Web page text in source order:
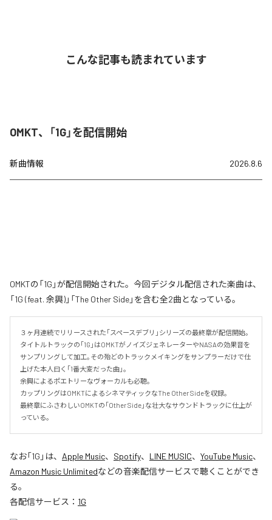
こんな記事も読まれています
OMKT、「1G」を配信開始
新曲情報 2026.8.6
OMKTの「1G」が配信開始された。今回デジタル配信された楽曲は、
「1G (feat. 余興)」「The Other Side」を含む全2曲となっている。
３ヶ月連続でリリースされた｢スペースデブリ｣シリーズの最終章が配信開始｡
タイトルトラックの｢1G｣はOMKTがノイズジェネレーターやNASAの効果音を
サンプリングして加工｡その殆どのトラックメイキングをサンプラーだけで仕
上げた本人曰く｢1番大変だった曲｣。
余興によるポエトリーなヴォーカルも必聴｡
カップリングはOMKTによるシネマティックなThe Other Sideを収録｡
最終章にふさわしいOMKTの｢Other Side｣な壮大なサウンドトラックに仕上が
っている｡
なお「1G 」は、 Apple Music、 Spotify、 LINE MUSIC、 YouTube Music、
Amazon Music Unlimitedなどの音楽配信サービスで聴くことができ
る。
各配信サービス： 1G